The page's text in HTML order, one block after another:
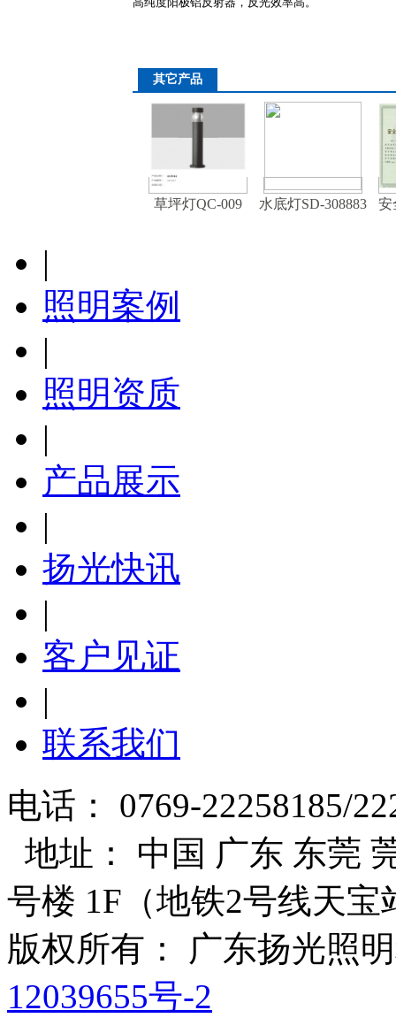
其它产品
草坪灯QC-009 水底灯SD-308883 安
|
照明案例
|
照明资质
|
产品展示
|
扬光快讯
|
客户见证
|
联系我们
电话： 0769-22258185/
地址： 中国 广东 东莞
号楼 1F（地铁2号线天宝
版权所有： 广东扬光照
12039655号-2